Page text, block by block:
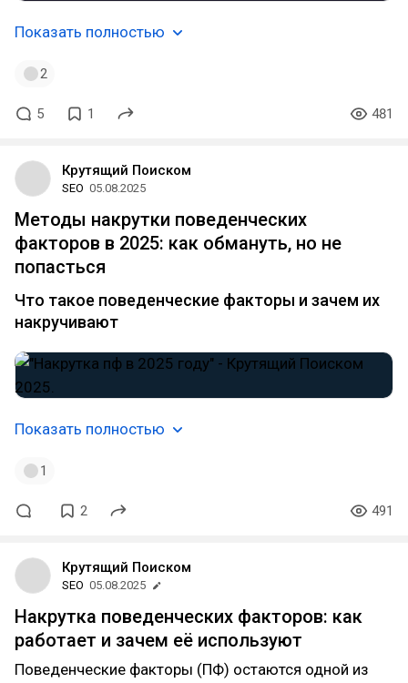
Показать полностью
2
5 1 481
Крутящий Поиском
SEO 05.08.2025
Методы накрутки поведенческих
факторов в 2025: как обмануть, но не
попасться
Что такое поведенческие факторы и зачем их
накручивают
Показать полностью
1
2 491
Крутящий Поиском
SEO 05.08.2025
Накрутка поведенческих факторов: как
работает и зачем её используют
Поведенческие факторы (ПФ) остаются одной из